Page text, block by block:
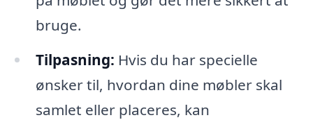
bruge.
Tilpasning: Hvis du har specielle
ønsker til, hvordan dine møbler skal
samlet eller placeres, kan